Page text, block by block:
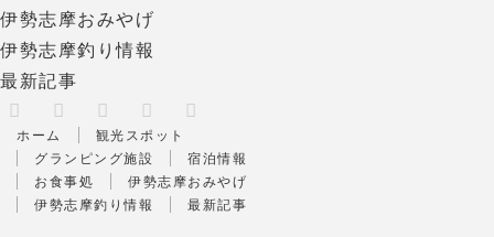
伊勢志摩おみやげ
伊勢志摩釣り情報
最新記事
FacebookInstagramPinterest
RSS
ホーム
観光スポット
グランピング施設
宿泊情報
お食事処
伊勢志摩おみやげ
伊勢志摩釣り情報
最新記事